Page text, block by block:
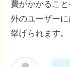
費がかかるこ
外のユーザー
挙げられます。